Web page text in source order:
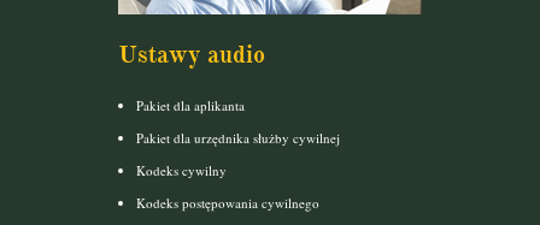
Ustawy audio
Pakiet dla aplikanta
Pakiet dla urzędnika służby cywilnej
Kodeks cywilny
Kodeks postępowania cywilnego